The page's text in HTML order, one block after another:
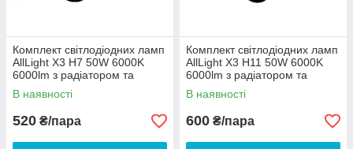
Комплект світлодіодних ламп
AllLight X3 H7 50W 6000K
6000lm з радіатором та
світлофільтрами
(3000K/8000K) 12-24V
В наявності
520 ₴/пара
Комплект світлодіодних ламп
AllLight X3 H11 50W 6000K
6000lm з радіатором та
світлофільтрами
(3000K/8000K) 12-24V
В наявності
600 ₴/пара